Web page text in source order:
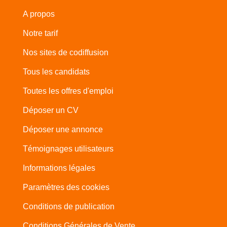
A propos
Notre tarif
Nos sites de codiffusion
Tous les candidats
Toutes les offres d'emploi
Déposer un CV
Déposer une annonce
Témoignages utilisateurs
Informations légales
Paramètres des cookies
Conditions de publication